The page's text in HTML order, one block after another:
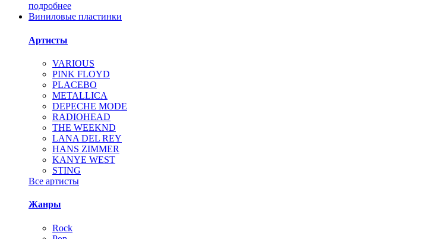
подробнее
Виниловые пластинки
Артисты
VARIOUS
PINK FLOYD
PLACEBO
METALLICA
DEPECHE MODE
RADIOHEAD
THE WEEKND
LANA DEL REY
HANS ZIMMER
KANYE WEST
STING
Все артисты
Жанры
Rock